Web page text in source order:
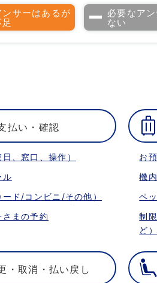
ンサーはあるが
必要なア
ない
払い・確認
、窓口、操作）
ル
ド/コンビニ/その他）
まの予約
お
機
ペ
制
ど）
・取消・払い戻し